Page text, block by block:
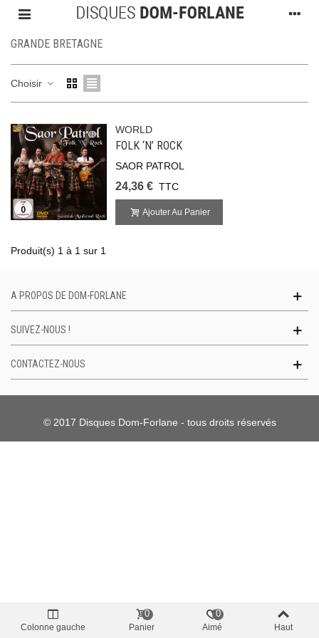
GRANDE BRETAGNE
Choisir
WORLD
FOLK ‘N’ ROCK
SAOR PATROL
24,36 € TTC
Ajouter Au Panier
Produit(s) 1 à 1 sur 1
A PROPOS DE DOM-FORLANE
SUIVEZ-NOUS !
CONTACTEZ-NOUS
© 2017 Disques Dom-Forlane - tous droits réservés
Colonne gauche Panier
0
Aimé
0
Haut